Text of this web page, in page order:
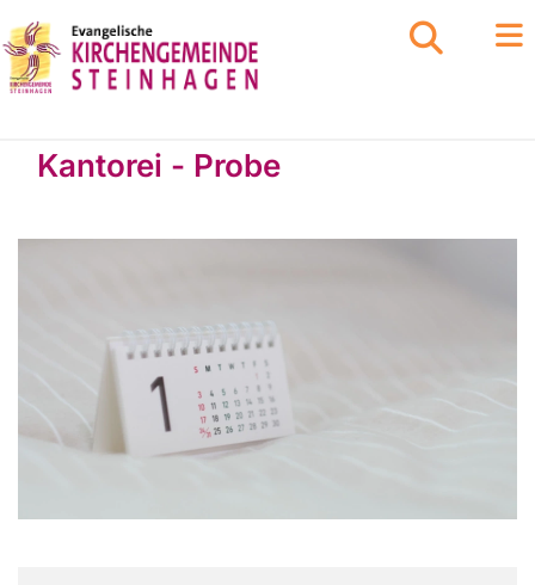
Kantorei - Probe